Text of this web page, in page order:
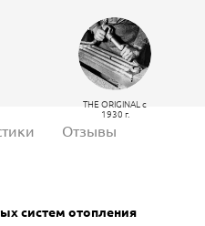
THE ORIGINAL c
1930 г.
Отзывы
систем отопления